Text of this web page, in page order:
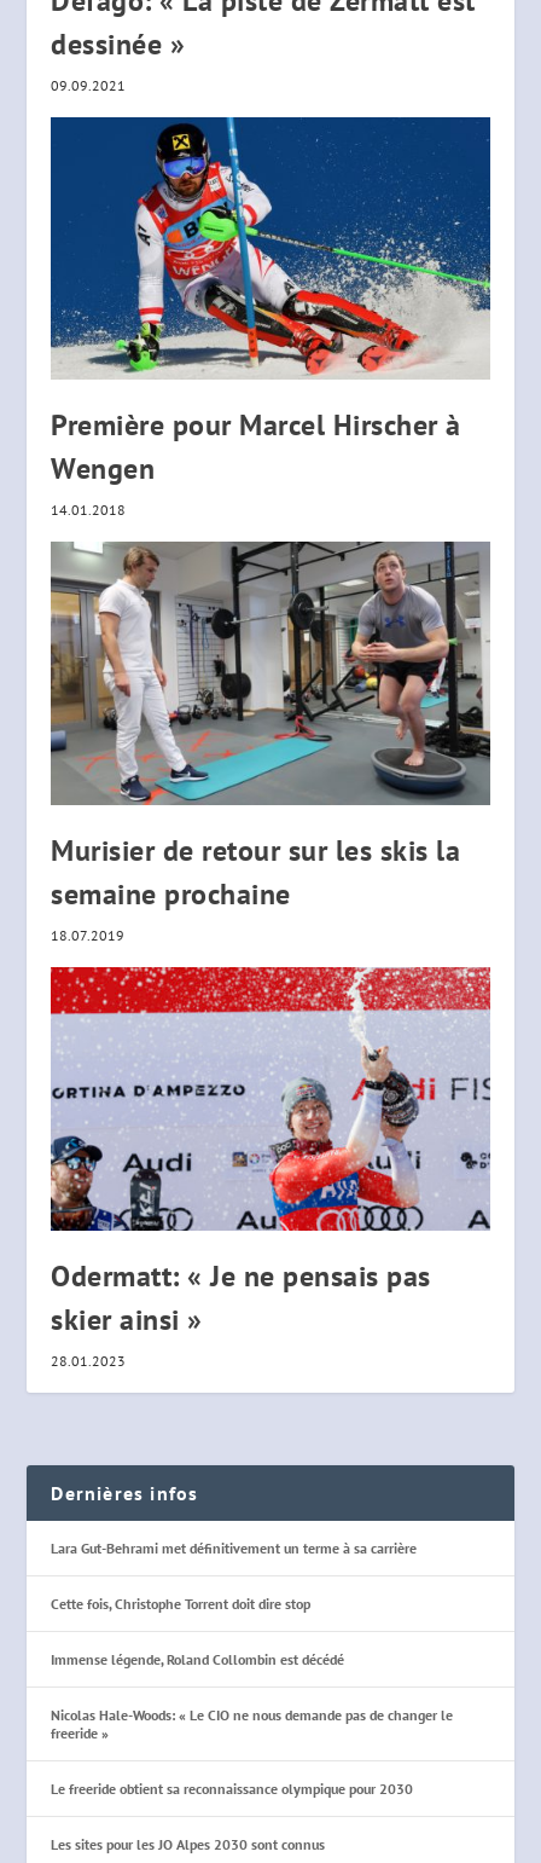
dessinée »
09.09.2021
Première pour Marcel Hirscher à
Wengen
14.01.2018
Murisier de retour sur les skis la
semaine prochaine
18.07.2019
Odermatt: « Je ne pensais pas
skier ainsi »
28.01.2023
Dernières infos
Lara Gut-Behrami met définitivement un terme à sa carrière
Cette fois, Christophe Torrent doit dire stop
Immense légende, Roland Collombin est décédé
Nicolas Hale-Woods: « Le CIO ne nous demande pas de changer le
freeride »
Le freeride obtient sa reconnaissance olympique pour 2030
Les sites pour les JO Alpes 2030 sont connus